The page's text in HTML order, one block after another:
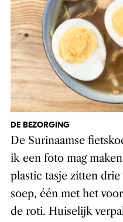
DE BEZORGING
De Surinaamse
ik een foto mag
plastic tasje zitten
soep, één met het
de roti. Huiselijk